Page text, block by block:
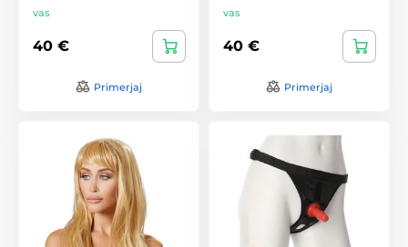
vas
40 €
Primerjaj
vas
40 €
Primerjaj